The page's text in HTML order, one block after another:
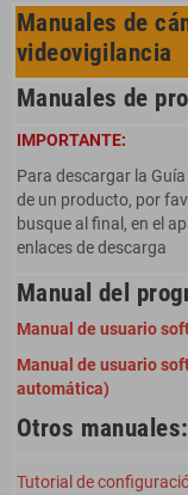
Manuales de
videovigilancia
Manuales de
IMPORTANTE:
Para descargar la
de un producto, por
busque al final, en el
enlaces de descarga
Manual del
Manual de usuario
Manual de usuario
automática)
Otros manuales:
Tutorial de